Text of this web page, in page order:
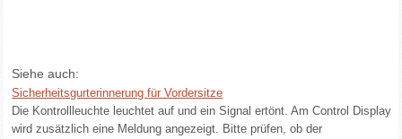
Siehe auch:
Sicherheitsgurterinnerung für Vordersitze
Die Kontrollleuchte leuchtet auf und ein Signal ertönt. Am Control Display
wird zusätzlich eine Meldung angezeigt. Bitte prüfen, ob der